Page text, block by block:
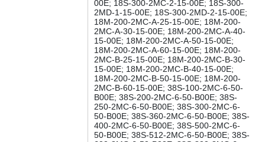
00E; 18S-300-2MC-2-15-00E; 18S-300-
2MD-1-15-00E; 18S-300-2MD-2-15-00E;
18M-200-2MC-A-25-15-00E; 18M-200-
2MC-A-30-15-00E; 18M-200-2MC-A-40-
15-00E; 18M-200-2MC-A-50-15-00E;
18M-200-2MC-A-60-15-00E; 18M-200-
2MC-B-25-15-00E; 18M-200-2MC-B-30-
15-00E; 18M-200-2MC-B-40-15-00E;
18M-200-2MC-B-50-15-00E; 18M-200-
2MC-B-60-15-00E; 38S-100-2MC-6-50-
B00E; 38S-200-2MC-6-50-B00E; 38S-
250-2MC-6-50-B00E; 38S-300-2MC-6-
50-B00E; 38S-360-2MC-6-50-B00E; 38S-
400-2MC-6-50-B00E; 38S-500-2MC-6-
50-B00E; 38S-512-2MC-6-50-B00E; 38S-